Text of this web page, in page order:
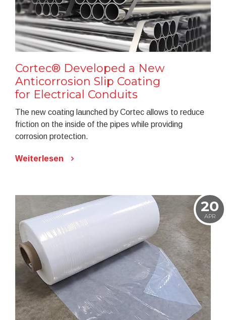
Cortec® Developed a New
Anticorrosion Slip Coating
for Electrical Conduits
The new coating launched by Cortec allows to reduce
friction on the inside of the pipes while providing
corrosion protection.
Weiterlesen
20
APR